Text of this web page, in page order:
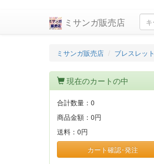
ミサンガ販売店
ミサンガ販売店 ブレスレット
現在のカートの中
合計数量： 0
商品金額： 0円
送料： 0円
カート確認･発注